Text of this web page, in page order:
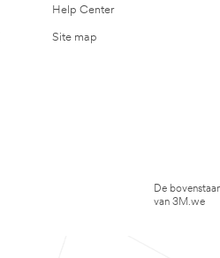
Help Center
Site map
De
van 3M.we